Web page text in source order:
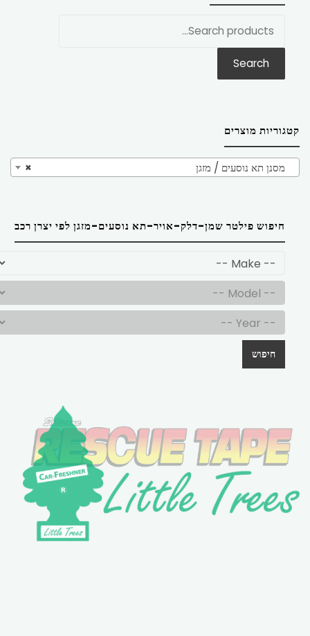
Search
קטגוריות מוצרים
× מסנן תא נוסעים / מזגן
חיפוש פילטר שמן-דלק-אויר-תא נוסעים-מזגן לפי יצרן רכב
חיפוש